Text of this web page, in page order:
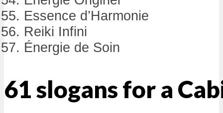
Essence d’Harmonie
Reiki Infini
Énergie de Soin
61 slogans for a